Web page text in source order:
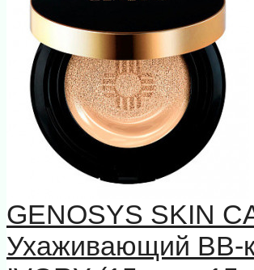
GENOSYS SKIN
Ухаживающий BB-